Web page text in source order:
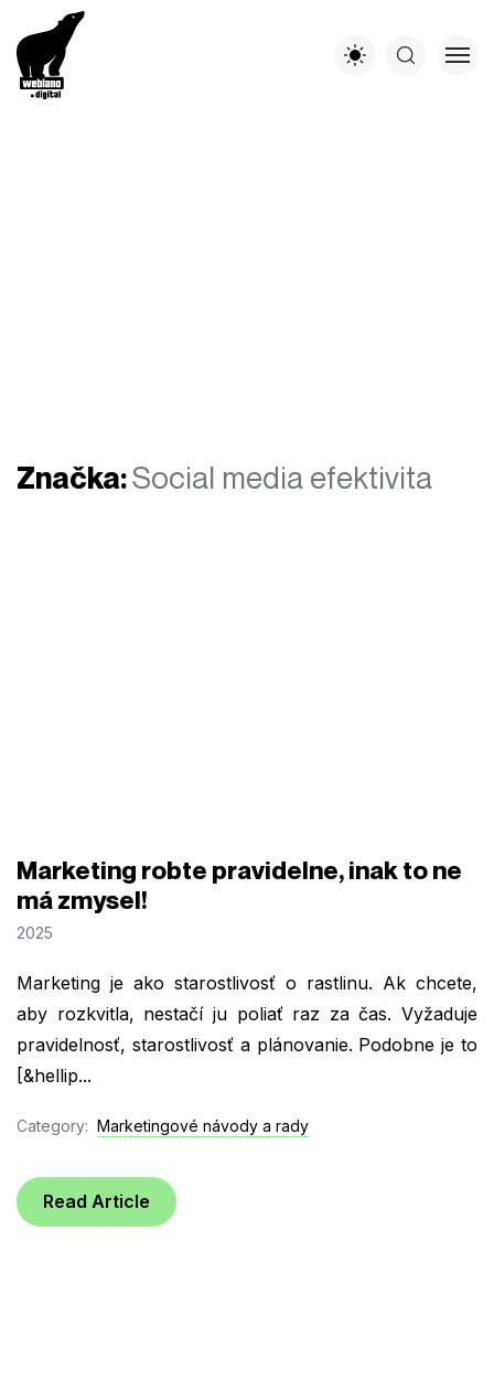
Značka:Social media efektivita
Marketing robte pravidelne, inak to ne
má zmysel!
2025
Marketing je ako starostlivosť o rastlinu. Ak chcete,
aby rozkvitla, nestačí ju poliať raz za čas. Vyžaduje
pravidelnosť, starostlivosť a plánovanie. Podobne je to
[&hellip...
Category: Marketingové návody a rady
Read Article